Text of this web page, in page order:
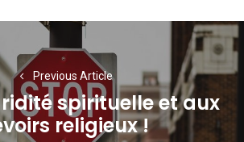
Previous Article
Previous
post:
spirituelle et aux
religieux !